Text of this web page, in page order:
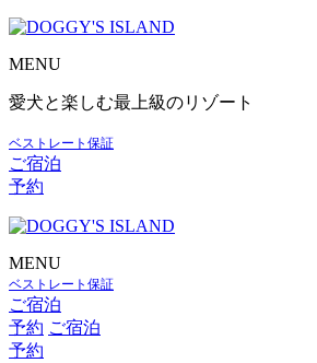
MENU
愛犬と楽しむ最上級のリゾート
ベストレート保証
ご宿泊
予約
MENU
ベストレート保証
ご宿泊
予約 ご宿泊
予約